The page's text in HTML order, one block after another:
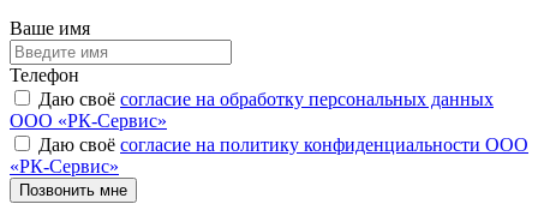
Ваше имя
Телефон
Даю своё согласие на обработку персональных данных
ООО «РК-Сервис»
Даю своё согласие на политику конфиденциальности ООО
«РК-Сервис»
Позвонить мне